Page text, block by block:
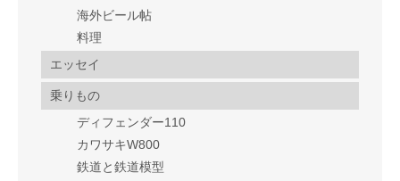
海外ビール帖
料理
エッセイ
乗りもの
ディフェンダー110
カワサキW800
鉄道と鉄道模型